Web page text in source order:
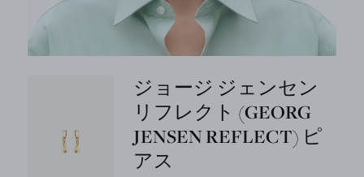
ジョージ ジェンセン
リフレクト (GEORG
JENSEN REFLECT) ピ
アス